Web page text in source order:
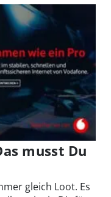
musst Du
gleich Loot. Es